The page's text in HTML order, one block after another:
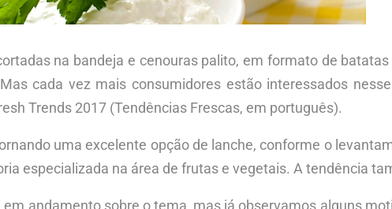
na bandeja e cenouras palito, em formato de
cada vez mais consumidores estão interessados
Trends 2017 (Tendências Frescas, em português).
uma excelente opção de lanche, conforme o
especializada na área de frutas e vegetais. A tendência
em andamento sobre o tema, mas já observamos alguns